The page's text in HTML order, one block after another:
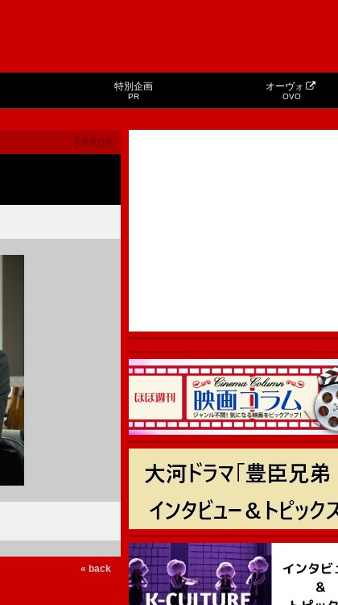
特別企画
PR
オーヴォ
OVO
« back